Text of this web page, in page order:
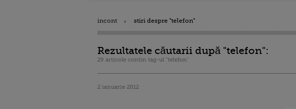
incont stiri despre "telefon"
Rezultatele căutarii după "telefon":
29 articole contin tag-ul "telefon"
2 ianuarie 2012